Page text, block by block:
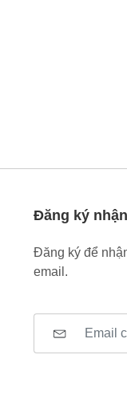
Đăng ký
Đăng ký để
email.